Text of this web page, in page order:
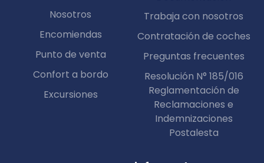
Nosotros
Encomiendas
Punto de venta
Confort a bordo
Excursiones
Trabaja con nosotros
Contratación de coches
Preguntas frecuentes
Resolución N° 185/016
Reglamentación de
Reclamaciones e
Indemnizaciones
Postalesta